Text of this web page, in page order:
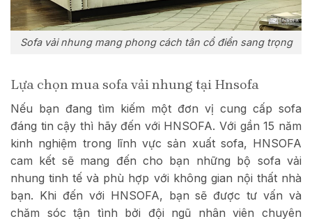
Sofa vải nhung mang phong cách tân cổ điển sang trọng
Lựa chọn mua sofa vải nhung tại Hnsofa
Nếu bạn đang tìm kiếm một đơn vị cung cấp sofa
đáng tin cậy thì hãy đến với HNSOFA. Với gần 15 năm
kinh nghiệm trong lĩnh vực sản xuất sofa, HNSOFA
cam kết sẽ mang đến cho bạn những bộ sofa vải
nhung tinh tế và phù hợp với không gian nội thất nhà
bạn. Khi đến với HNSOFA, bạn sẽ được tư vấn và
chăm sóc tận tình bởi đội ngũ nhân viên chuyên